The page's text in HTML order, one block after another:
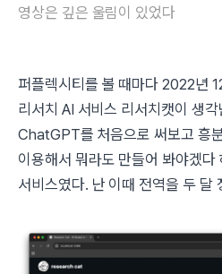
영상은 깊은 울림이 있었다
퍼플렉시티를 볼 때마다 2022년
리서치 AI 서비스 리서치캣이 생각
ChatGPT를 처음으로 써보고 흥
이용해서 뭐라도 만들어 봐야겠
서비스였다. 난 이때 전역을 두 달